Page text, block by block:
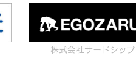
株式会社サードシップ